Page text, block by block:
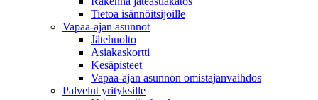
Tietoa isännöitsijöille
Vapaa-ajan asunnot
Jätehuolto
Asiakaskortti
Kesäpisteet
Vapaa-ajan asunnon omistajanvaihdos
Palvelut yrityksille